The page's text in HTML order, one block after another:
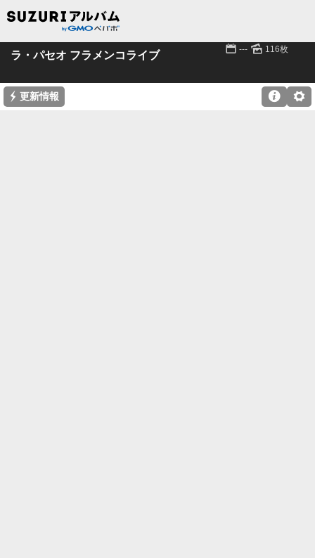
ラ・パセオ フラメンコライブ 📅 --- 🌄 116枚
⚡ 更新情報 ⚙
